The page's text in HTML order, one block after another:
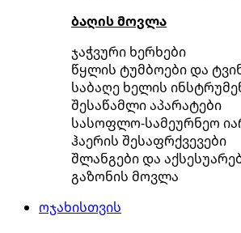
ბაღის მოვლა
ჯაჭვური ხერხები
წყლის ტუმბოები და
საბაღე ხელის
შესაწამლი აპარატები
სასოფლო-სამეურნეო
ჰაერის შესაფრქვევები
შლანგები და
გაზონის მოვლა
ოჯახისთვის